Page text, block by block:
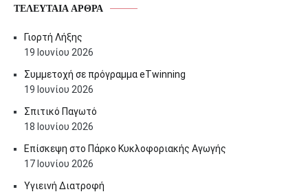
ΤΕΛΕΥΤΑΊΑ ΆΡΘΡΑ
Γιορτή Λήξης
19 Ιουνίου 2026
Συμμετοχή σε πρόγραμμα eTwinning
19 Ιουνίου 2026
Σπιτικό Παγωτό
18 Ιουνίου 2026
Επίσκεψη στο Πάρκο Κυκλοφοριακής Αγωγής
17 Ιουνίου 2026
Υγιεινή Διατροφή